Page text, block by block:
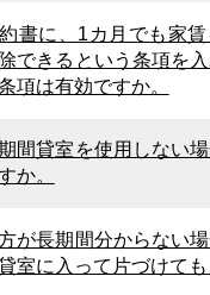
書に、1カ月でも家
できるという条項を
項は有効ですか。
間貸室を使用しない
か。
が長期間分からない
室に入って片づけても